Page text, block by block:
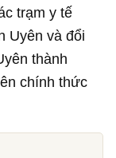
trạm y tế
Uyên và đổi
thành
chính thức